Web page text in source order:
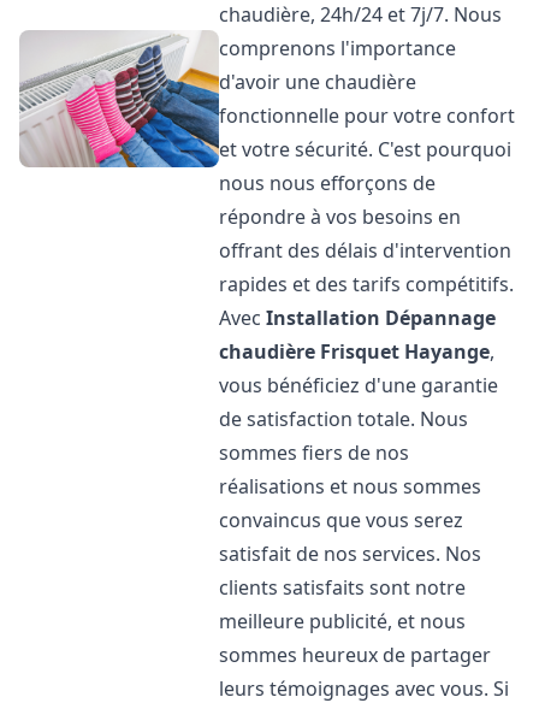
chaudière, 24h/24 et 7j/7. Nous
comprenons l'importance
d'avoir une chaudière
fonctionnelle pour votre confort
et votre sécurité. C'est pourquoi
nous nous efforçons de
répondre à vos besoins en
offrant des délais d'intervention
rapides et des tarifs compétitifs.
AvecInstallation Dépannage
chaudière Frisquet Hayange,
vous bénéficiez d'une garantie
de satisfaction totale. Nous
sommes fiers de nos
réalisations et nous sommes
convaincus que vous serez
satisfait de nos services. Nos
clients satisfaits sont notre
meilleure publicité, et nous
sommes heureux de partager
leurs témoignages avec vous. Si